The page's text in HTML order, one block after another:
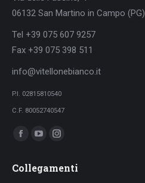
06132 San Martino in Campo (PG)
Tel +39 075 607 9257
Fax +39 075 398 511
info@vitellonebianco.it
P.I. 02815810540
C.F. 80052740547
Ci puoi trovare su:
Facebook
opens
YouTube
opens
Instagram
opens
Collegamenti